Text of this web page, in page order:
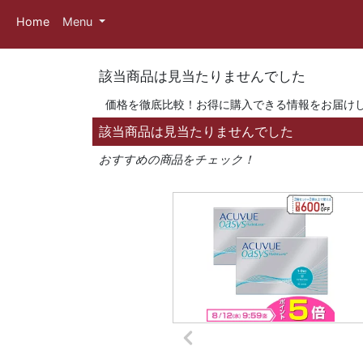
Home Menu
該当商品は見当たりませんでした
価格を徹底比較！お得に購入できる情報をお届け
該当商品は見当たりませんでした
おすすめの商品をチェック！